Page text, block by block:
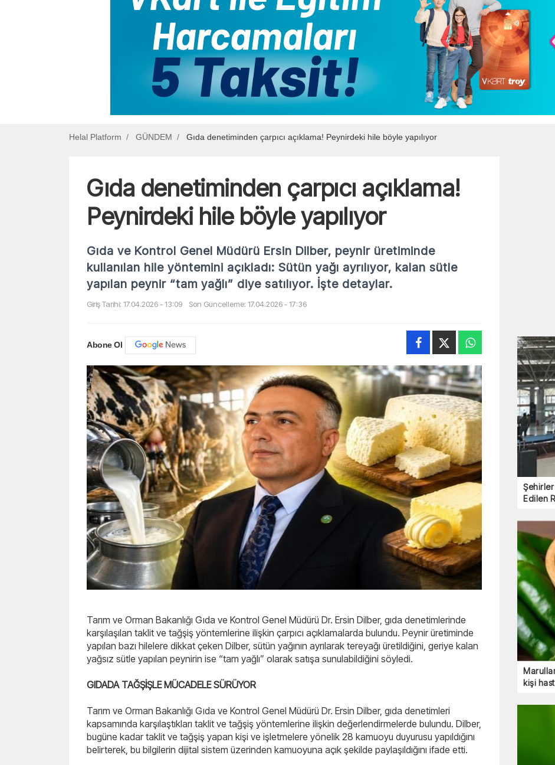
Helal Platform GÜNDEM Gıda denetiminden çarpıcı açıklama! Peynirdeki hile böyle yapılıyor
Gıda denetiminden çarpıcı açıklama!
Peynirdeki hile böyle yapılıyor
Gıda ve Kontrol Genel Müdürü Ersin Dilber, peynir üretiminde
kullanılan hile yöntemini açıkladı: Sütün yağı ayrılıyor, kalan sütle
yapılan peynir “tam yağlı” diye satılıyor. İşte detaylar.
Giriş Tarihi: 17.04.2026 - 13:09 Son Güncelleme: 17.04.2026 - 17:36
Abone Ol
Tarım ve Orman Bakanlığı Gıda ve Kontrol Genel Müdürü Dr. Ersin Dilber, gıda denetimlerinde
karşılaşılan taklit ve tağşiş yöntemlerine ilişkin çarpıcı açıklamalarda bulundu. Peynir üretiminde
yapılan bazı hilelere dikkat çeken Dilber, sütün yağının ayrılarak tereyağı üretildiğini, geriye kalan
yağsız sütle yapılan peynirin ise “tam yağlı” olarak satışa sunulabildiğini söyledi.
GIDADA TAĞŞİŞLE MÜCADELE SÜRÜYOR
Tarım ve Orman Bakanlığı Gıda ve Kontrol Genel Müdürü Dr. Ersin Dilber, gıda denetimleri
kapsamında karşılaştıkları taklit ve tağşiş yöntemlerine ilişkin değerlendirmelerde bulundu. Dilber,
bugüne kadar taklit ve tağşiş yapan kişi ve işletmelere yönelik 28 kamuoyu duyurusu yapıldığını
belirterek, bu bilgilerin dijital sistem üzerinden kamuoyuna açık şekilde paylaşıldığını ifade etti.
Şehirler
Edilen
kişi